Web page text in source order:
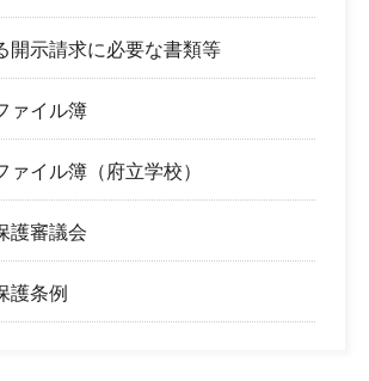
開示請求に必要な書類等
ァイル簿
ァイル簿（府立学校）
護審議会
護条例